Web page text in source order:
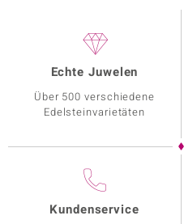
Echte Juwelen
Über 500 verschiedene
Edelsteinvarietäten
Kundenservice